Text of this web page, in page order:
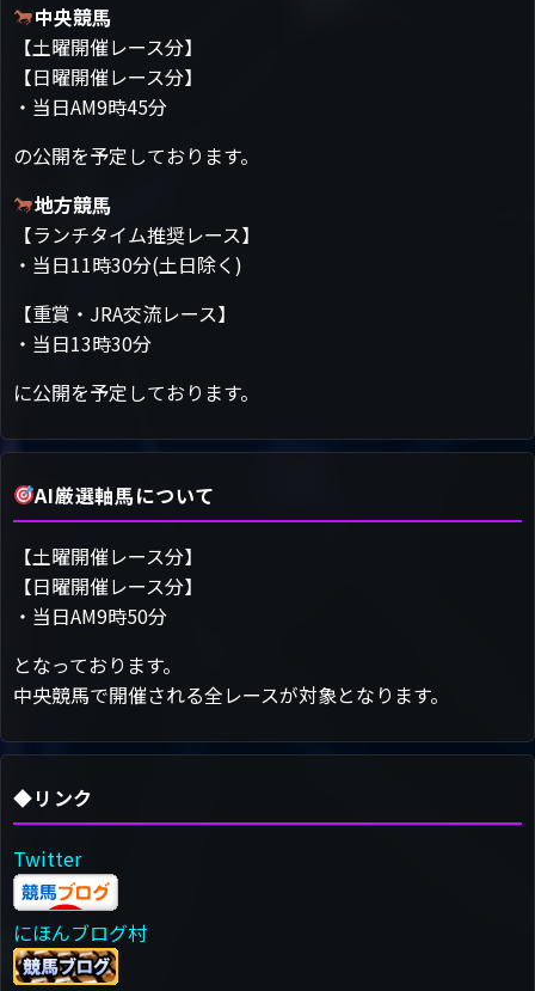
中央競馬
【土曜開催レース分】
【日曜開催レース分】
・当日AM9時45分
の公開を予定しております。
地方競馬
【ランチタイム推奨レース】
・当日11時30分(土日除く)
【重賞・JRA交流レース】
・当日13時30分
に公開を予定しております。
AI厳選軸馬について
【土曜開催レース分】
【日曜開催レース分】
・当日AM9時50分
となっております。
中央競馬で開催される全レースが対象となります。
◆リンク
Twitter
にほんブログ村